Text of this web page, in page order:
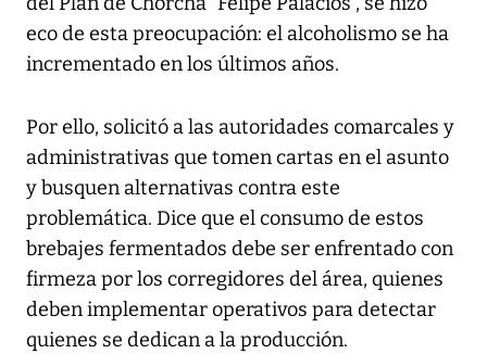
eco de esta preocupación: el alcoholismo se ha
incrementado en los últimos años.
Por ello, solicitó a las autoridades comarcales y
administrativas que tomen cartas en el asunto
y busquen alternativas contra este
problemática. Dice que el consumo de estos
brebajes fermentados debe ser enfrentado con
firmeza por los corregidores del área, quienes
deben implementar operativos para detectar
quienes se dedican a la producción.